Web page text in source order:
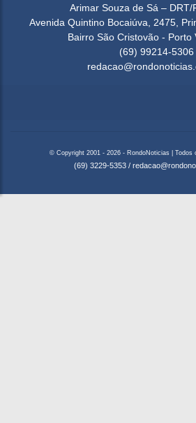
Arimar Souza de Sá – DRT/
Avenida Quintino Bocaiúva, 2475,
Bairro São Cristovão - Porto
(69) 99214-5306
© Copyright 2001 - 2026 - RondoNoticias | Todos
(69) 3229-5353 /